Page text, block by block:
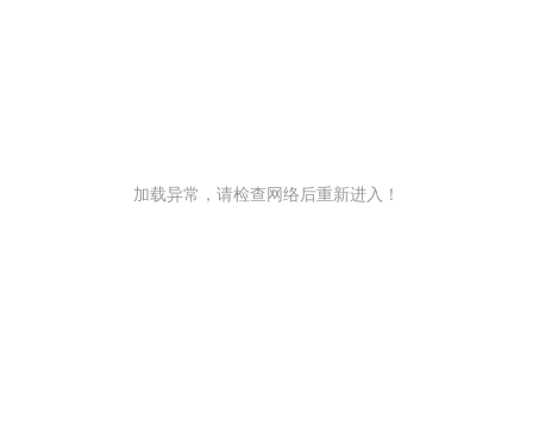
加载异常，请检查网络后重新进入！